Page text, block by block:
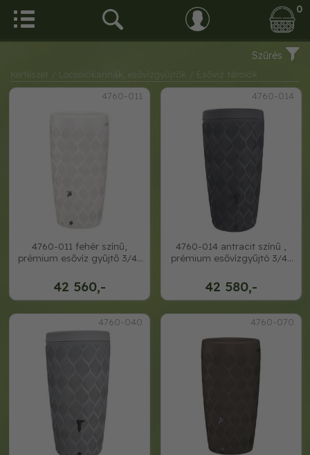
0
Szűrés
Kertészet / Locsolókannák, esővízgyűjtők
/ Esővíz tárolók
4760-011
42 560,-
4760-011 fehér színű,
prémium esővíz gyűjtő 3/4-
4760-014
42 580,-
4760-014 antracit színű ,
prémium esővízgyűjtó 3/4-
4760-040 4760-070